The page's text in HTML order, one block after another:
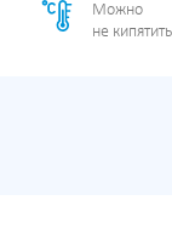
Можно
не кипятить